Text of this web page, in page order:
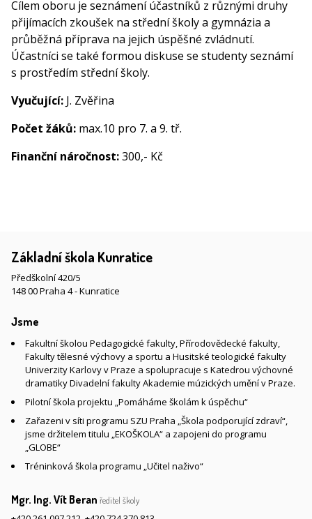
Cílem oboru je seznámení účastníků z různými druhy
přijímacích zkoušek na střední školy a gymnázia a
průběžná příprava na jejich úspěšné zvládnutí.
Účastníci se také formou diskuse se studenty seznámí
s prostředím střední školy.
Vyučující: J. Zvěřina
Počet žáků: max.10 pro 7. a 9. tř.
Finanční náročnost:300,- Kč
Základní škola Kunratice
Předškolní 420/5
148 00 Praha 4 - Kunratice
Jsme
Fakultní školou Pedagogické fakulty, Přírodovědecké fakulty,
Fakulty tělesné výchovy a sportu a Husitské teologické fakulty
Univerzity Karlovy v Praze a spolupracuje s Katedrou výchovné
dramatiky Divadelní fakulty Akademie múzických umění v Praze.
Pilotní škola projektu „Pomáháme školám k úspěchu“
Zařazeni v síti programu SZU Praha „Škola podporující zdraví“,
jsme držitelem titulu „EKOŠKOLA“ a zapojeni do programu
„GLOBE“
Tréninková škola programu „Učitel naživo“
Mgr. Ing. Vít Beran ředitel školy